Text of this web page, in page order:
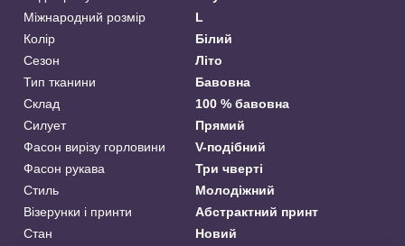
Міжнародний розмір
L
Колір
Білий
Сезон
Літо
Тип тканини
Бавовна
Склад
100 % бавовна
Силует
Прямий
Фасон вирізу горловини
V-подібний
Фасон рукава
Три чверті
Стиль
Молодіжний
Візерунки і принти
Абстрактний принт
Стан
Новий